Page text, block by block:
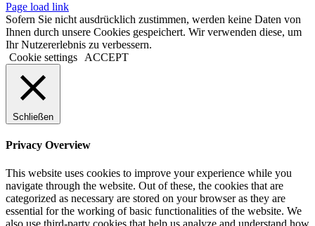
Page load link
Sofern Sie nicht ausdrücklich zustimmen, werden keine Daten von
Ihnen durch unsere Cookies gespeichert. Wir verwenden diese, um
Ihr Nutzererlebnis zu verbessern.
Cookie settings
ACCEPT
Schließen
Privacy Overview
This website uses cookies to improve your experience while you
navigate through the website. Out of these, the cookies that are
categorized as necessary are stored on your browser as they are
essential for the working of basic functionalities of the website. We
also use third-party cookies that help us analyze and understand how